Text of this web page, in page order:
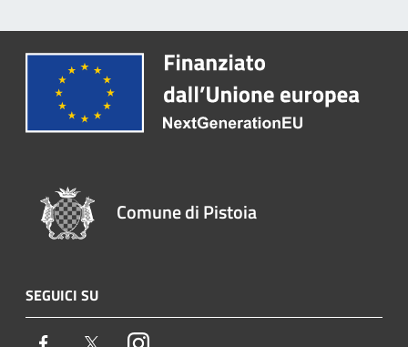
Comune di Pistoia
SEGUICI SU